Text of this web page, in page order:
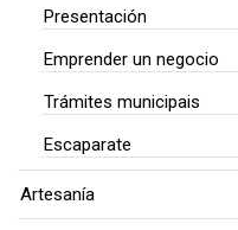
Presentación
Emprender un negocio
Trámites municipais
Escaparate
Artesanía